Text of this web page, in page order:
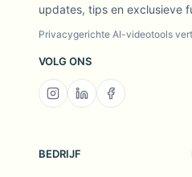
updates, tips en exclusieve
Privacygerichte AI-videotools
VOLG ONS
BEDRIJF